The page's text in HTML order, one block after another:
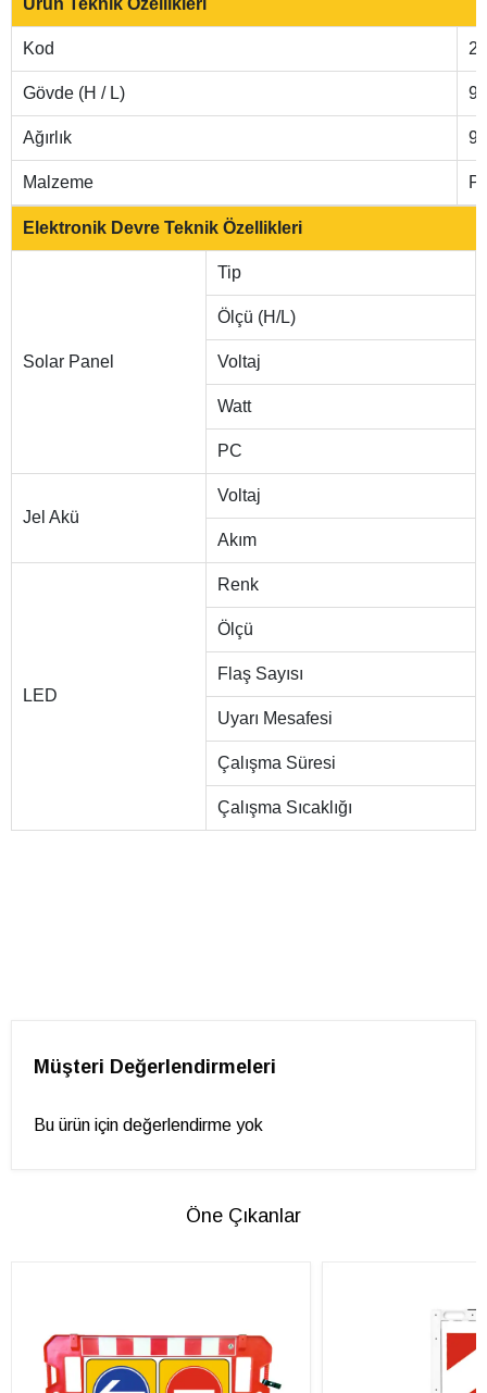
Ürün Teknik Özellikleri
Kod
Gövde (H / L)
Ağırlık
Malzeme
Elektronik Devre Teknik Özellikleri
Solar Panel
Tip
Ölçü (H/L)
Voltaj
Watt
PC
Jel Akü
Voltaj
Akım
LED
Renk
Ölçü
Flaş Sayısı
Uyarı Mesafesi
Çalışma Süresi
Çalışma Sıcaklığı
Müşteri Değerlendirmeleri
Bu ürün için değerlendirme yok
Öne Çıkanlar